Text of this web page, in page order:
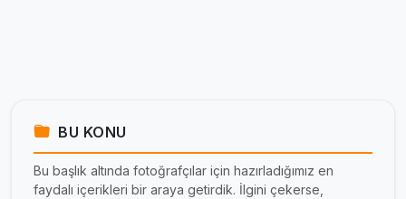
BU KONU
Bu başlık altında fotoğrafçılar için hazırladığımız en
faydalı içerikleri bir araya getirdik. İlgini çekerse,